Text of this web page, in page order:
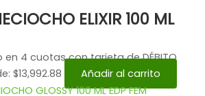
ELIXIR 100 ML
en 4 cuotas con tarjeta de DÉBITO
$13,992.88
Añadir al carrito